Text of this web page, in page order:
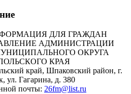
ДЛЯ ГРАЖДАН
АДМИНИСТРАЦИИ
ОКРУГА
КРАЯ
край, Шпаковский район, г.
ул. Гагарина, д. 380
почты: 26fm@list.ru